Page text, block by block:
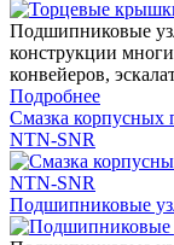
Подшипниковые
конструкции
конвейеров,
Подробнее
Смазка
NTN-SNR
Подшипниковые